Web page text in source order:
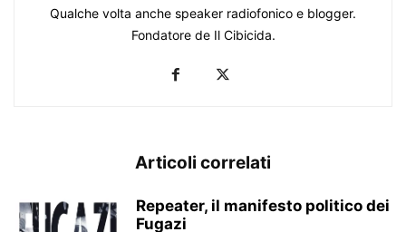
Qualche volta anche speaker radiofonico e blogger.
Fondatore de Il Cibicida.
Articoli correlati
Repeater, il manifesto politico dei
Fugazi